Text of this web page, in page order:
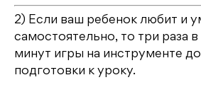
2) Если ваш ребенок любит и
самостоятельно, то три раза
минут игры на инструменте
подготовки к уроку.